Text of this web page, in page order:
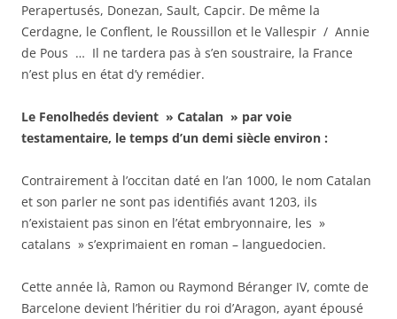
Perapertusés, Donezan, Sault, Capcir. De même la
Cerdagne, le Conflent, le Roussillon et le Vallespir / Annie
de Pous … Il ne tardera pas à s’en soustraire, la France
n’est plus en état d’y remédier.
Le Fenolhedés devient » Catalan » par voie
testamentaire, le temps d’un demi siècle environ :
Contrairement à l’occitan daté en l’an 1000, le nom Catalan
et son parler ne sont pas identifiés avant 1203, ils
n’existaient pas sinon en l’état embryonnaire, les »
catalans » s’exprimaient en roman – languedocien.
Cette année là, Ramon ou Raymond Béranger IV, comte de
Barcelone devient l’héritier du roi d’Aragon, ayant épousé